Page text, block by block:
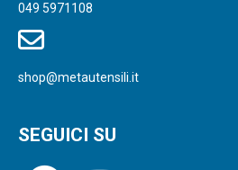
049 5971108
shop@metautensili.it
SEGUICI SU